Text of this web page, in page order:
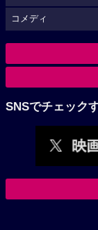
コメディ
SNSでチェック